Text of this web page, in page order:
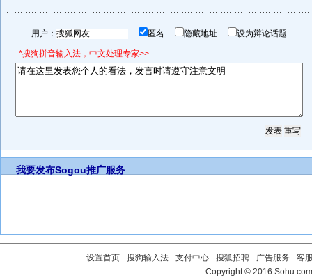
用户： 匿名 隐藏地址 设为辩论话题
*搜狗拼音输入法，中文处理专家>>
我要发布Sogou推广服务
设置首页 - 搜狗输入法 - 支付中心 - 搜狐招聘 - 广告服务 - 客
Copyright©2016